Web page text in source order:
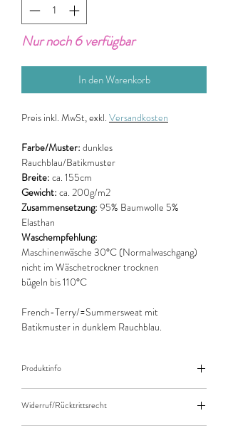
Nur noch 6 verfügbar
In den Warenkorb
Preis inkl. MwSt, exkl. Versandkosten
Farbe/Muster: dunkles
Rauchblau/Batikmuster
Breite: ca. 155cm
Gewicht: ca. 200g/m2
Zusammensetzung: 95% Baumwolle 5%
Elasthan
Waschempfehlung:
Maschinenwäsche 30°C (Normalwaschgang)
nicht im Wäschetrockner trocknen
bügeln bis 110°C
French-Terry/=Summersweat mit
Batikmuster in dunklem Rauchblau.
Produktinfo
10cm (0,1m) Länge des Stoffes.
Bei einer Bestellung von zB. 50cm (0,5m)
Widerruf/Rücktrittsrecht